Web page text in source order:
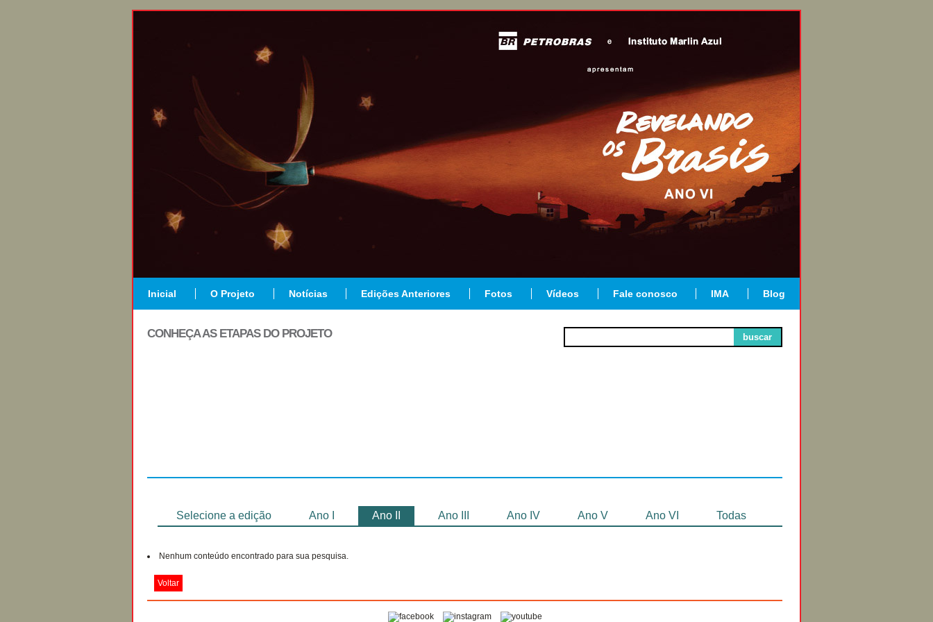
Inicial O Projeto Notícias Edições Anteriores Fotos Vídeos Fale conosco IMA Blog
buscar
CONHEÇA AS ETAPAS DO PROJETO
Selecione a edição Ano I Ano II Ano III Ano IV Ano V Ano VI Todas
Nenhum conteúdo encontrado para sua pesquisa.
Voltar